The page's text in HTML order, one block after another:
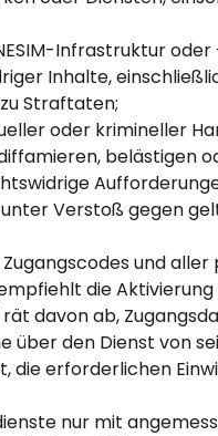
Infrastruktur oder
Inhalte,
Straftaten;
oder krimineller
belästigen
Verstoß gegen
und
die
davon ab,
den Dienst von
erforderlichen
nur mit